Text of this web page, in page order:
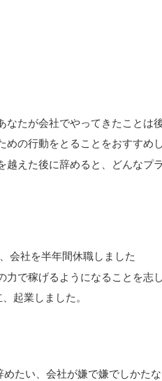
なたが会社でやってきたことは
めの行動をとることをおすすめ
越えた後に辞めると、どんなプ
会社を半年間休職しました
力で稼げるようになることを志
起業しました。
たい、会社が嫌で嫌でしかた